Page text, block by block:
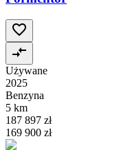
Używane
2025
Benzyna
5 km
187 897 zł
169 900 zł